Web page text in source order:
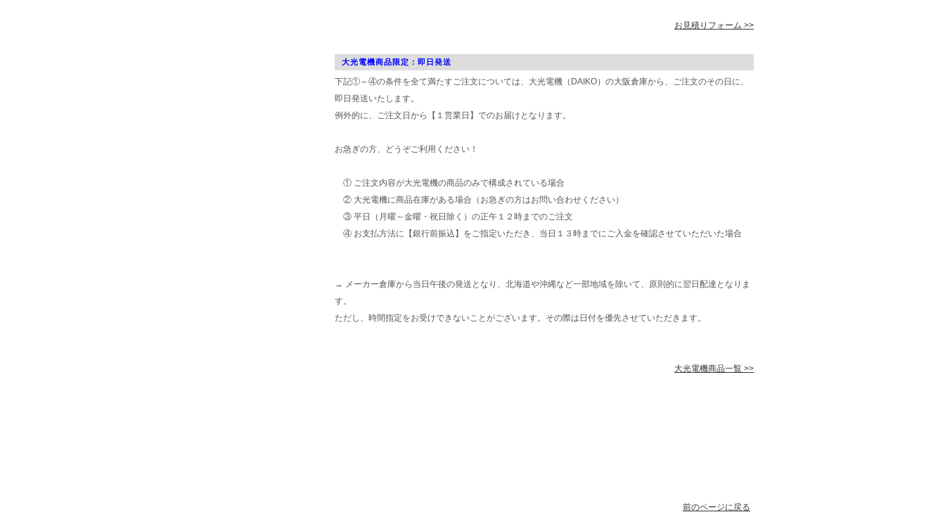
お見積りフォーム >>
大光電機商品限定：即日発送
下記①～④の条件を全て満たすご注文については、大光電機（DAIKO）の大阪倉庫から、ご注文のその日に、
即日発送いたします。
例外的に、ご注文日から【１営業日】でのお届けとなります。
お急ぎの方、どうぞご利用ください！
① ご注文内容が大光電機の商品のみで構成されている場合
② 大光電機に商品在庫がある場合（お急ぎの方はお問い合わせください）
③ 平日（月曜～金曜・祝日除く）の正午１２時までのご注文
④ お支払方法に【銀行前振込】をご指定いただき、当日１３時までにご入金を確認させていただいた場合
→ メーカー倉庫から当日午後の発送となり、北海道や沖縄など一部地域を除いて、原則的に翌日配達となりま
す。
ただし、時間指定をお受けできないことがございます。その際は日付を優先させていただきます。
大光電機商品一覧 >>
前のページに戻る